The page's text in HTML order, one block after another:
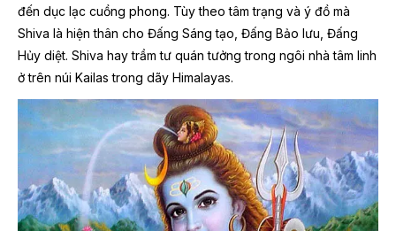
đến dục lạc cuồng phong. Tùy theo tâm trạng và ý đồ mà
Shiva là hiện thân cho Đấng Sáng tạo, Đấng Bảo lưu, Đấng
Hủy diệt. Shiva hay trầm tư quán tưởng trong ngôi nhà tâm linh
ở trên núi Kailas trong dãy Himalayas.